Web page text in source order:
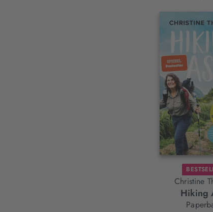
Christine
Hiking